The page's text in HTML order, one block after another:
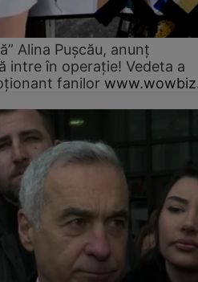
Alina Pușcău, anunț
intre în operație! Vedeta a
fanilor